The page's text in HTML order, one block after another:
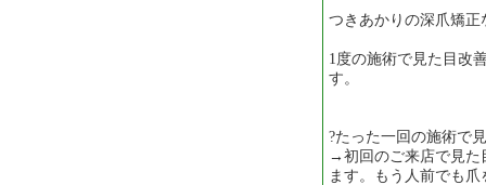
つきあかりの深爪矯正
1度の施術で見た目改
す。
?たった一回の施術で
→初回のご来店で見た
ます。もう人前でも